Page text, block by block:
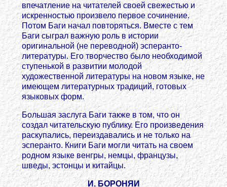
впечатление на читателей своей свежестью и
искренностью произвело первое сочинение.
Потом Баги начал повторяться. Вместе с тем
Баги сыграл важную роль в истории
оригинальной (не переводной) эсперанто-
литературы. Его творчество было необходимой
ступенькой в развитии молодой
художественной литературы на новом языке, не
имеющем литературных традиций, готовых
языковых форм.
Большая заслуга Баги также в том, что он
создал читательскую публику. Его произведения
раскупались, переиздавались и не только на
эсперанто. Книги Баги могли читать на своем
родном языке венгры, немцы, французы,
шведы, эстонцы и китайцы.
И. БОРОНЯИ